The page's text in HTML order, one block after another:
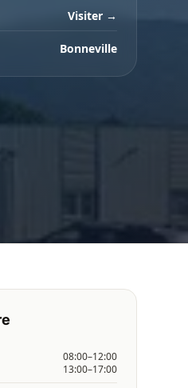
Visiter →
Bonneville
08:00–12:00
13:00–17:00